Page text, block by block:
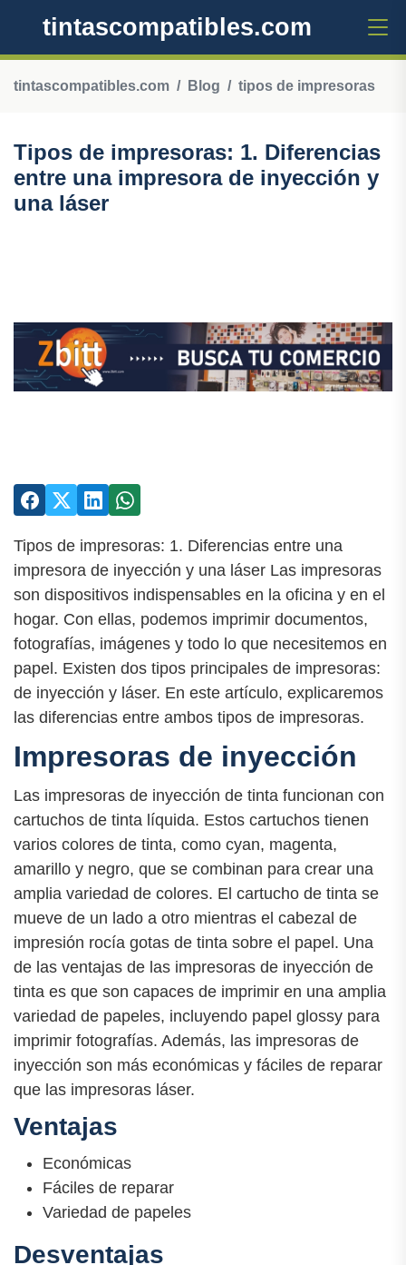
tintascompatibles.com
tintascompatibles.com Blog tipos de impresoras
Tipos de impresoras: 1. Diferencias
entre una impresora de inyección y
una láser
Tipos de impresoras: 1. Diferencias entre una
impresora de inyección y una láser Las impresoras
son dispositivos indispensables en la oficina y en el
hogar. Con ellas, podemos imprimir documentos,
fotografías, imágenes y todo lo que necesitemos en
papel. Existen dos tipos principales de impresoras:
de inyección y láser. En este artículo, explicaremos
las diferencias entre ambos tipos de impresoras.
Impresoras de inyección
Las impresoras de inyección de tinta funcionan con
cartuchos de tinta líquida. Estos cartuchos tienen
varios colores de tinta, como cyan, magenta,
amarillo y negro, que se combinan para crear una
amplia variedad de colores. El cartucho de tinta se
mueve de un lado a otro mientras el cabezal de
impresión rocía gotas de tinta sobre el papel. Una
de las ventajas de las impresoras de inyección de
tinta es que son capaces de imprimir en una amplia
variedad de papeles, incluyendo papel glossy para
imprimir fotografías. Además, las impresoras de
inyección son más económicas y fáciles de reparar
que las impresoras láser.
Ventajas
Económicas
Fáciles de reparar
Variedad de papeles
Desventajas